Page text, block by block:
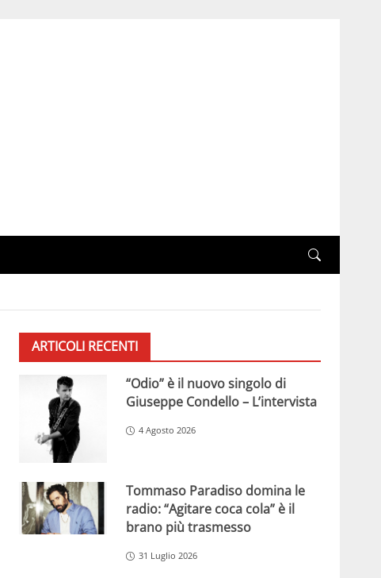
ARTICOLI RECENTI
“Odio” è il nuovo singolo di
Giuseppe Condello – L’intervista
4 Agosto 2026
Tommaso Paradiso domina le
radio: “Agitare coca cola” è il
brano più trasmesso
31 Luglio 2026